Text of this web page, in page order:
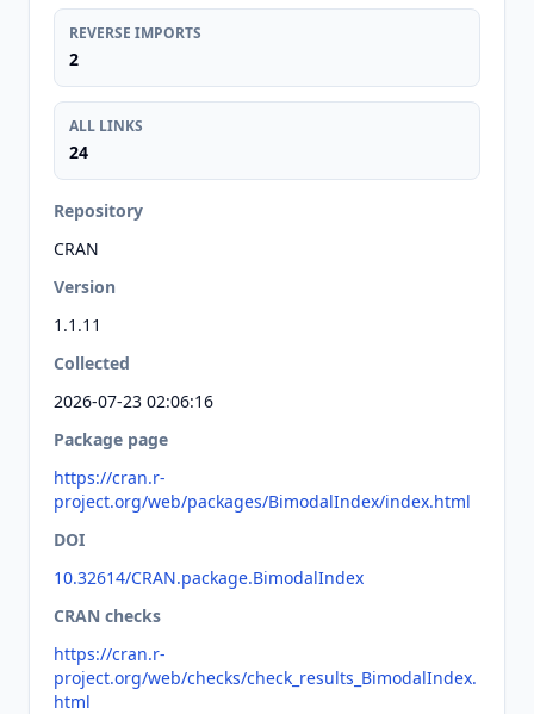
REVERSE IMPORTS
2
ALL LINKS
24
Repository
CRAN
Version
1.1.11
Collected
2026-07-23 02:06:16
Package page
https://cran.r-
project.org/web/packages/BimodalIndex/index.html
DOI
10.32614/CRAN.package.BimodalIndex
CRAN checks
https://cran.r-
project.org/web/checks/check_results_BimodalIndex.
html